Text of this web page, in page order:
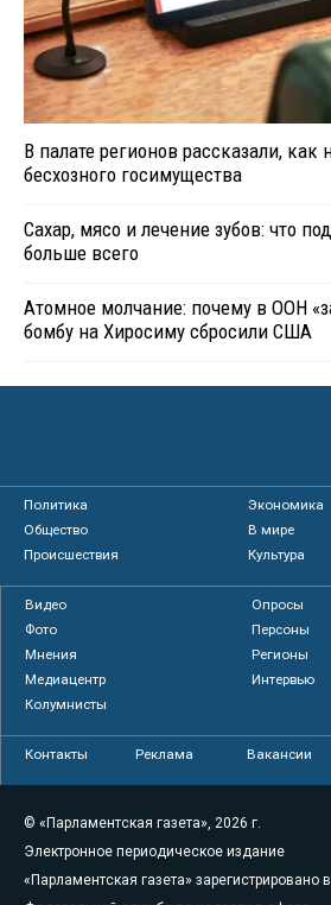
В палате регионов рассказали, как
бесхозного госимущества
Сахар, мясо и лечение зубов: что
больше всего
Атомное молчание: почему в ООН
бомбу на Хиросиму сбросили США
Политика
Экономика
Общество
В мире
Происшествия
Культура
Видео
Опросы
Фото
Персоны
Мнения
Регионы
Медиацентр
Интервью
Колумнисты
Контакты Реклама Вакансии
© «Парламентская газета», 2026 г.
Электронное периодическое издание
«Парламентская газета» зарегистрировано в